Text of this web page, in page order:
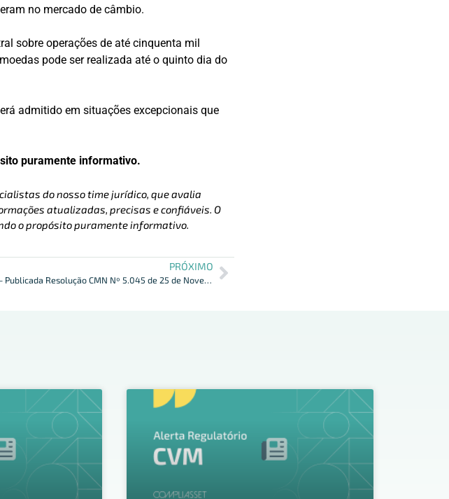
no mercado de câmbio.
sobre operações de até cinquenta mil
pode ser realizada até o quinto dia do
admitido em situações excepcionais que
puramente informativo.
do nosso time jurídico, que avalia
atualizadas, precisas e confiáveis. O
o propósito puramente informativo.
PRÓXIMO
BCB – Publicada Resolução CMN Nº 5.045 de 25 de Novembro de 2022